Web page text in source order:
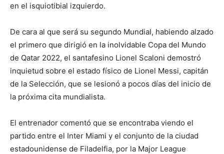
en el isquiotibial izquierdo.
De cara al que será su segundo Mundial, habiendo alzado
el primero que dirigió en la inolvidable Copa del Mundo
de Qatar 2022, el santafesino Lionel Scaloni demostró
inquietud sobre el estado físico de Lionel Messi, capitán
de la Selección, que se lesionó a pocos días del inicio de
la próxima cita mundialista.
El entrenador comentó que se encontraba viendo el
partido entre el Inter Miami y el conjunto de la ciudad
estadounidense de Filadelfia, por la Major League